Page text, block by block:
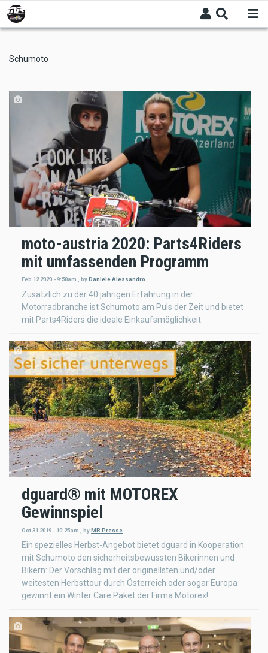
Skip
to
main
Schumoto
moto-austria 2020: Parts4Riders
mit umfassenden Programm
Feb 12 2020 - 9:50am , by Daniele Alessandro
Zusätzlich zu der 40 jährigen Erfahrung in der
Motorradbranche ist Schumoto am Puls der Zeit und bietet
mit Parts4Riders die ideale Einkaufsmöglichkeit.
dguard® mit MOTOREX
Gewinnspiel
Oct 31 2019 - 10:25am byMR Presse
Ein spezielles Herbst-Angebot bietet dguard in Kooperation
mit Schumoto den sicherheitsbewussten Bikerinnen und
Bikern: Der Vorschlag mit der originellsten und/oder
weitesten Herbsttour durch Österreich oder sogar Europa
gewinnt ein Winter Care Paket der Firma Motorex!